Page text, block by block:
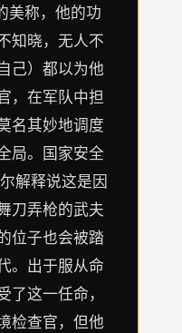
美称，他的功
知晓，无人不
己）都以为他
，在军队中担
名其妙地调度
局。国家安全
解释说这是因
刀弄枪的武夫
位子也会被踏
。出于服从命
这一任命，
检查官，但他